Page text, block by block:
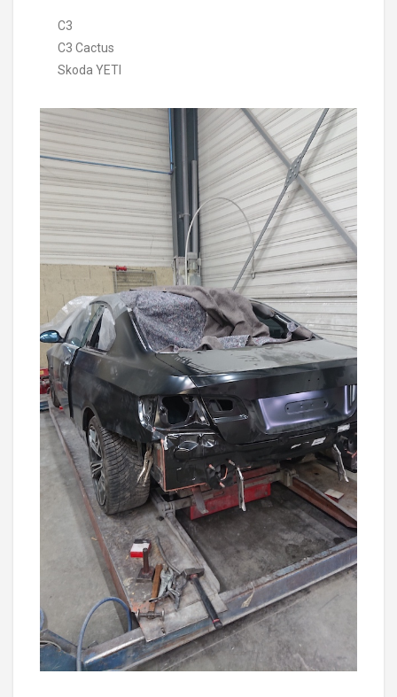
C3
C3 Cactus
Skoda YETI